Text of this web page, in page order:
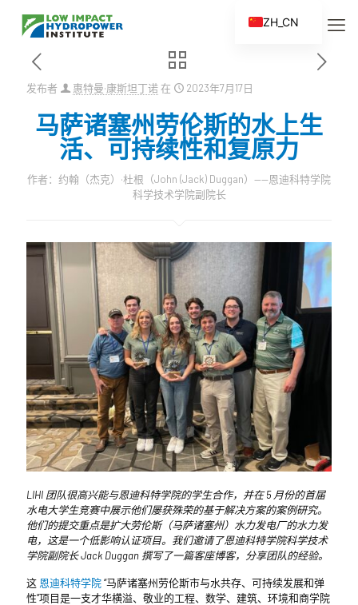
发布者 惠特曼·康斯坦丁诺在 2023年7月17日
马萨诸塞州劳伦斯的水上生
活、可持续性和复原力
作者：约翰（杰克）·杜根（John (Jack) Duggan）——恩迪科特学院
科学技术学院副院长
LIHI 团队很高兴能与恩迪科特学院的学生合作，并在 5 月份的首届
水电大学生竞赛中展示他们屡获殊荣的基于解决方案的案例研究。
他们的提交重点是扩大劳伦斯（马萨诸塞州）水力发电厂的水力发
电，这是一个低影响认证项目。我们邀请了恩迪科特学院科学技术
学院副院长 Jack Duggan 撰写了一篇客座博客，分享团队的经验。
这 恩迪科特学院“马萨诸塞州劳伦斯市与水共存、可持续发展和弹
性”项目是一支才华横溢、敬业的工程、数学、建筑、环境和商学院
ZH_CN
ZH